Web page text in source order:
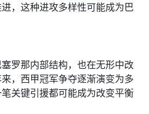
，这种进攻多样性可能成为巴
罗那内部结构，也在无形中改
，西甲冠军争夺逐渐演变为多
关键引援都可能成为改变平衡